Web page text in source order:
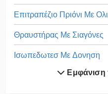
Επιτραπέζιο Πριόνι Με
Θραυστήρας Με Σιαγόνες
Ισωπεδωτεσ Με Δονηση